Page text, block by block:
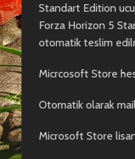
Standart Edition
Forza Horizon 5
otomatik teslim
Micrcosoft Store
Otomatik olarak
Microsoft Store